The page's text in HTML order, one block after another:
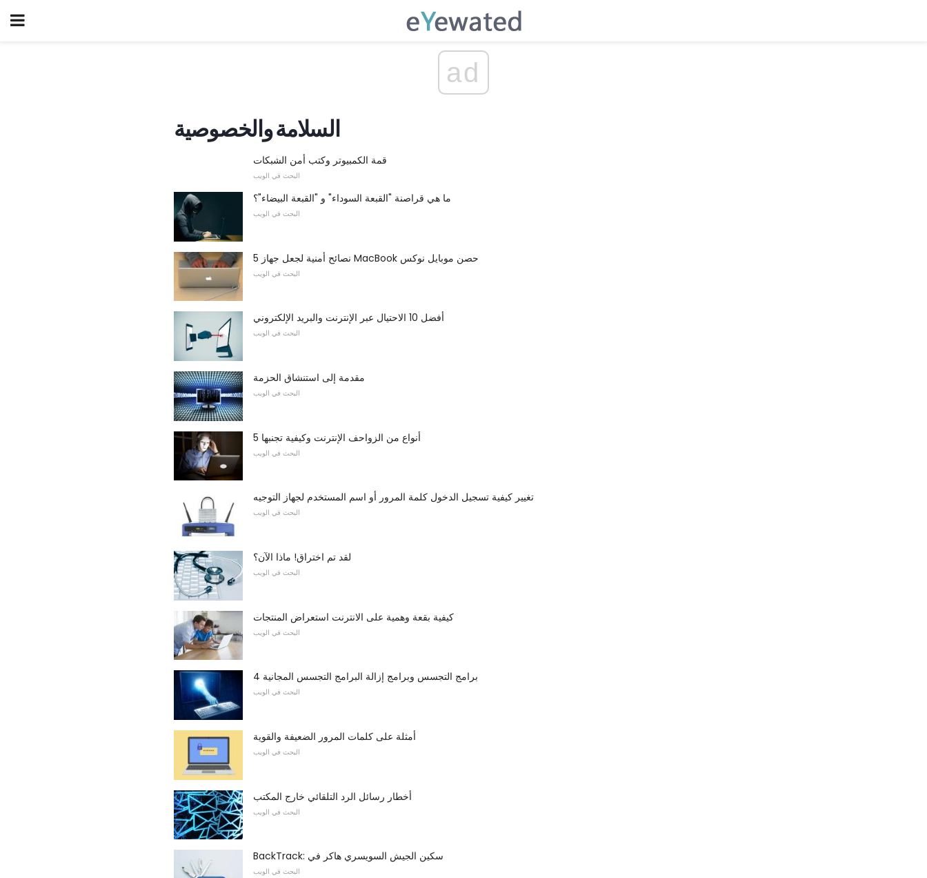
ad
السلامة والخصوصية
قمة الكمبيوتر وكتب أمن الشبكات
البحث في الويب
ما هي قراصنة "القبعة السوداء" و "القبعة البيضاء"؟
البحث في الويب
5 نصائح أمنية لجعل جهاز MacBook حصن موبايل نوكس
البحث في الويب
أفضل 10 الاحتيال عبر الإنترنت والبريد الإلكتروني
البحث في الويب
مقدمة إلى استنشاق الحزمة
البحث في الويب
5 أنواع من الزواحف الإنترنت وكيفية تجنبها
البحث في الويب
تغيير كيفية تسجيل الدخول كلمة المرور أو اسم المستخدم لجهاز التوجيه
البحث في الويب
لقد تم اختراق! ماذا الآن؟
البحث في الويب
كيفية بقعة وهمية على الانترنت استعراض المنتجات
البحث في الويب
4 برامج التجسس وبرامج إزالة البرامج التجسس المجانية
البحث في الويب
أمثلة على كلمات المرور الضعيفة والقوية
البحث في الويب
أخطار رسائل الرد التلقائي خارج المكتب
البحث في الويب
BackTrack: سكين الجيش السويسري هاكر في
البحث في الويب